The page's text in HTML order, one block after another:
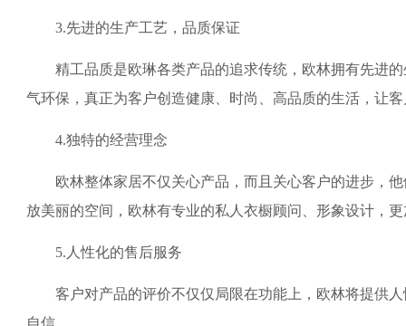
3.先进的生产工艺，品质保证
精工品质是欧琳各类产品的追求传统，欧林拥有先进的
气环保，真正为客户创造健康、时尚、高品质的生活，让
4.独特的经营理念
欧林整体家居不仅关心产品，而且关心客户的进步，他
放美丽的空间，欧林有专业的私人衣橱顾问、形象设计，
5.人性化的售后服务
客户对产品的评价不仅仅局限在功能上，欧林将提供人
自信。